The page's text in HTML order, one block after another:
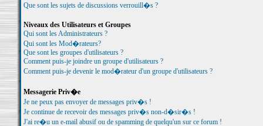
Que sont les sujets de discussions verrouill�s ?
Niveaux des Utilisateurs et Groupes
Qui sont les Administrateurs ?
Qui sont les Mod�rateurs?
Que sont les groupes d'utilisateurs ?
Comment puis-je joindre un groupe d'utilisateurs ?
Comment puis-je devenir le mod�rateur d'un groupe d'utilisateurs ?
Messagerie Priv�e
Je ne peux pas envoyer de messages priv�s !
Je continue de recevoir des messages priv�s non-d�sir�s !
J'ai re�u un e-mail abusif ou de spamming de quelqu'un sur ce forum !